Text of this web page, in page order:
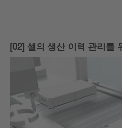
[02] 셀의 생산 이력 관리를